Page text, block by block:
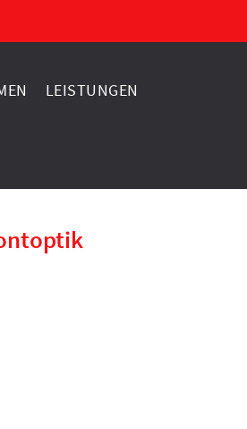
LEISTUNGEN